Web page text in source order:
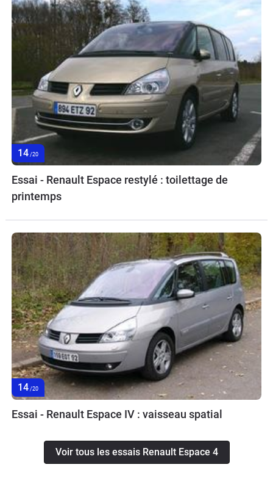
14 /20
Essai - Renault Espace restylé : toilettage de
printemps
14 /20
Essai - Renault Espace IV : vaisseau spatial
Voir tous les essais Renault Espace 4